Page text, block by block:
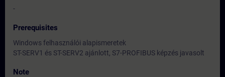
-
Prerequisites
Windows felhasználói alapismeretek
ST-SERV1 és ST-SERV2 ajánlott, S7-PROFIBUS képzés javasolt
Note